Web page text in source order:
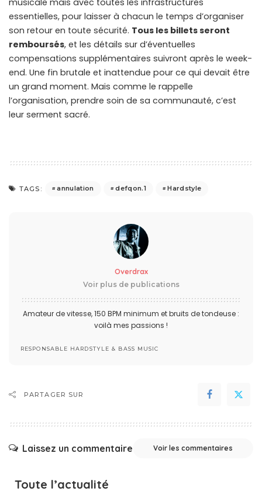
essentielles, pour laisser à chacun le temps d’organiser
son retour en toute sécurité. Tous les billets seront
remboursés, et les détails sur d’éventuelles
compensations supplémentaires suivront après le week-
end. Une fin brutale et inattendue pour ce qui devait être
un grand moment. Mais comme le rappelle
l’organisation, prendre soin de sa communauté, c’est
leur serment sacré.
TAGS: annulation defqon.1 Hardstyle
Overdrax
Voir plus de publications
Amateur de vitesse, 150 BPM minimum et bruits de tondeuse :
voilà mes passions !
RESPONSABLE HARDSTYLE & BASS MUSIC
PARTAGER SUR
Laissez un commentaire Voir les commentaires
Toute l’actualité